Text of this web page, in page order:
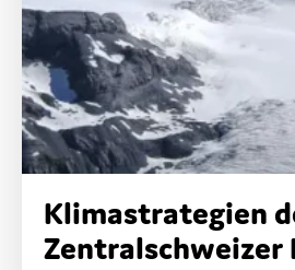
Klimastrategien
Zentralschweizer